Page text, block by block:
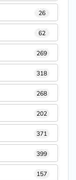
26
62
269
318
268
202
371
399
157